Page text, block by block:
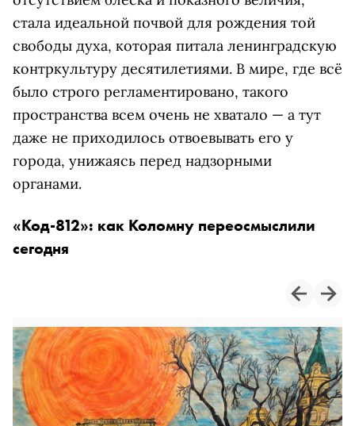
стала идеальной почвой для рождения той
свободы духа, которая питала ленинградскую
контркультуру десятилетиями. В мире, где всё
было строго регламентировано, такого
пространства всем очень не хватало — а тут
даже не приходилось отвоевывать его у
города, унижаясь перед надзорными
органами.
«Код-812»: как Коломну переосмыслили
сегодня